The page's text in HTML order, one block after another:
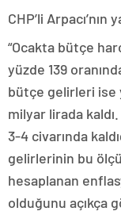
CHP’li Arpacı’nın
“Ocakta bütçe
yüzde 139
bütçe gelirleri ise
milyar lirada
3-4 civarında
gelirlerinin bu
hesaplanan
olduğunu açıkça